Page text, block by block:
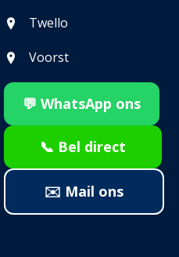
Twello
Voorst
💬 WhatsApp ons
📞 Bel direct
✉️ Mail ons